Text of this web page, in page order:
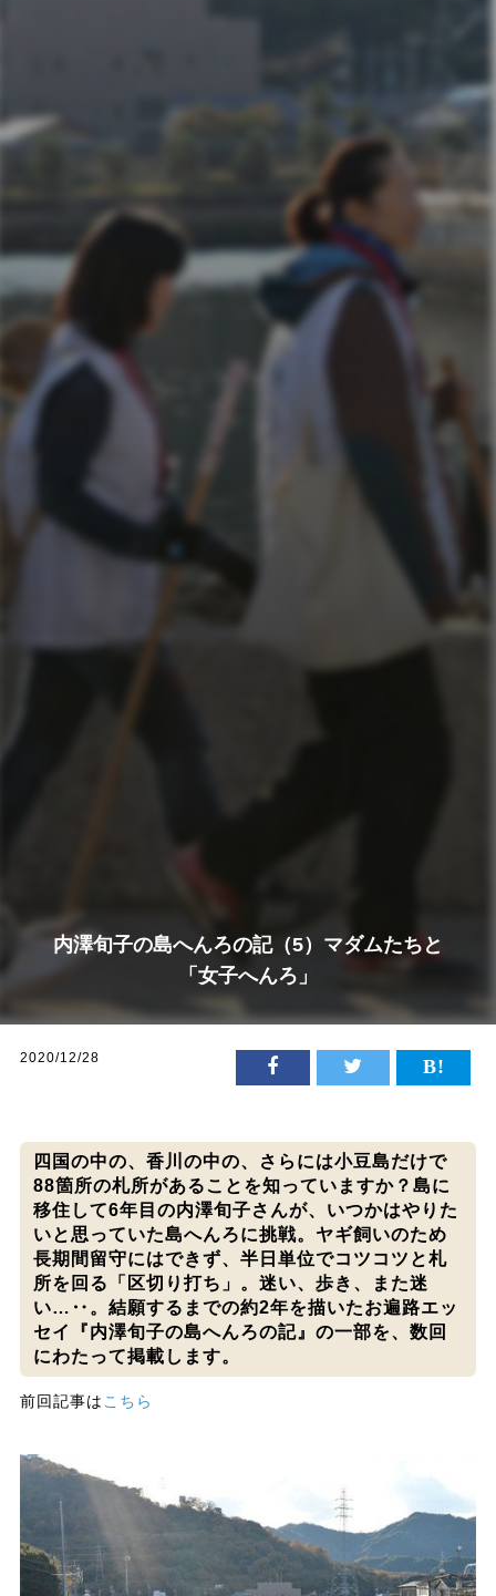
内澤旬子の島へんろの記（5）マダムたちと
「女子へんろ」
2020/12/28
四国の中の、香川の中の、さらには小豆島だけで
88箇所の札所があることを知っていますか？島に
移住して6年目の内澤旬子さんが、いつかはやりた
いと思っていた島へんろに挑戦。ヤギ飼いのため
長期間留守にはできず、半日単位でコツコツと札
所を回る「区切り打ち」。迷い、歩き、また迷
い…‥。結願するまでの約2年を描いたお遍路エッ
セイ『内澤旬子の島へんろの記』の一部を、数回
にわたって掲載します。
前回記事は こちら